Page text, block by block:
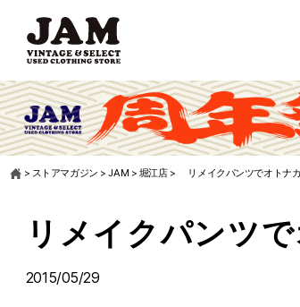
> ストアマガジン >JAM > 堀江店> リメイクパンツでオトナ
リメイクパンツ
2015/05/29